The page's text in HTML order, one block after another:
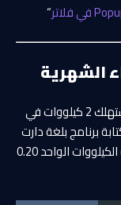
“
إذا كان لديك جهاز كهربائي يستهلك 2 كيلووات في
قم بكتابة برنامج بلغة دارت
لحساب تكلفة الكهرباء الشهرية إذا كانت تكلفة الكيلووات الواحد 0.20